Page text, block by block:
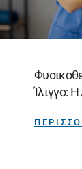
Ίλιγγο: